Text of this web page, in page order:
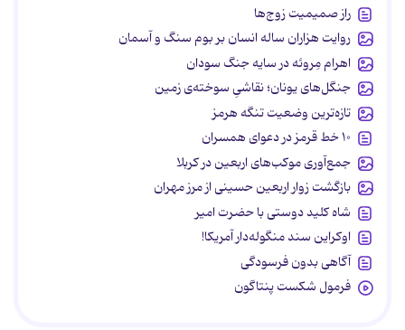
راز صمیمیت زوج‌ها
روایت هزاران ساله انسان بر بوم سنگ و آسمان
اهرام مِروئه در سایه جنگ سودان
جنگل‌های یونان؛ نقاشیِ سوخته‌ی زمین
تازه‌ترین وضعیت تنگه هرمز
۱۰ خط قرمز در دعوای همسران
جمع‌آوری موکب‌های اربعین در کربلا
بازگشت زوار اربعین حسینی از مرز مهران
شاه کلید دوستی با حضرت امیر
اوکراین سند منگوله‌دار آمریکا!
آگاهی بدون فرسودگی
فرمول شکست پنتاگون